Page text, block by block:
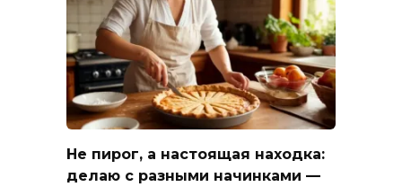
Не пирог, а настоящая находка:
делаю с разными начинками —